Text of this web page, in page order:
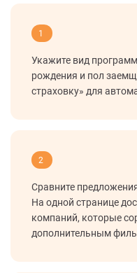
1
Укажите вид
рождения и пол
страховку» для
2
Сравните
На одной странице
компаний, которые
дополнительным